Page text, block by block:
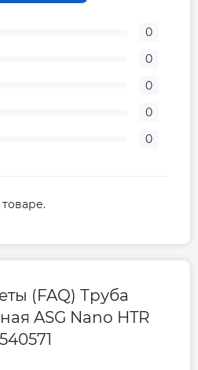
0
0
0
0
0
(FAQ) Труба
ASG Nano HTR